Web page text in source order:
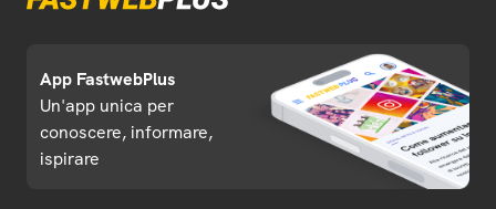
App FastwebPlus
Un'app unica per
conoscere, informare,
ispirare